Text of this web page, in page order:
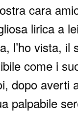
cara
lirica a
l’ho vista, il
come i
dopo averti
palpabile